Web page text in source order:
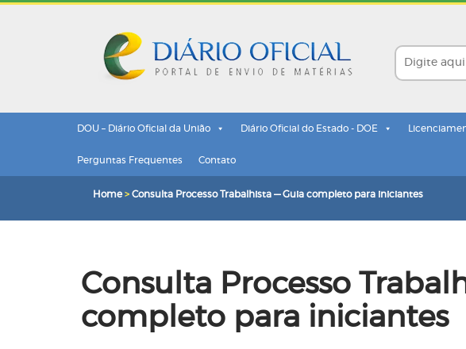
DOU – Diário Oficial da União Diário Oficial do Estado - DOE
Perguntas Frequentes Contato
Home > Consulta Processo Trabalhista — Guia completo para iniciantes
Consulta Processo
completo para iniciantes